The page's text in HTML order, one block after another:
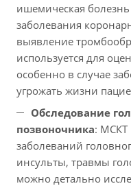
ишемическая
заболевания
выявление
используется для
особенно в случае
угрожать жизни
Обследование
позвоночника: МСКТ
заболеваний
инсульты, травмы
можно детально